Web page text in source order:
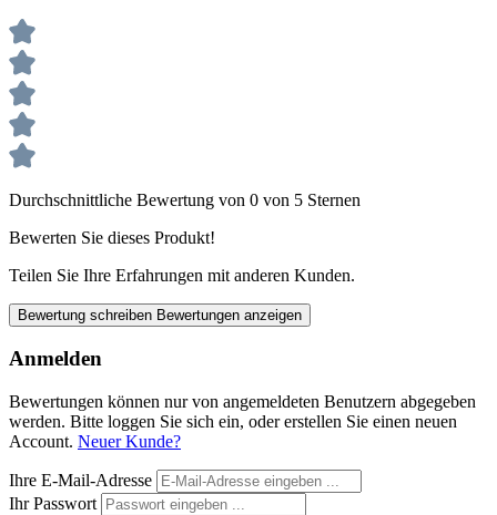
Durchschnittliche Bewertung von 0 von 5 Sternen
Bewerten Sie dieses Produkt!
Teilen Sie Ihre Erfahrungen mit anderen Kunden.
Bewertung schreiben Bewertungen anzeigen
Anmelden
Bewertungen können nur von angemeldeten Benutzern abgegeben
werden. Bitte loggen Sie sich ein, oder erstellen Sie einen neuen
Account. Neuer Kunde?
Ihre E-Mail-Adresse
Ihr Passwort